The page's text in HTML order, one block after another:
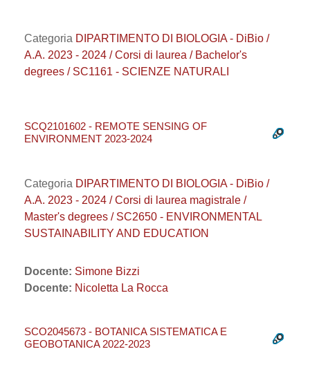
Categoria DIPARTIMENTO DI BIOLOGIA - DiBio /
A.A. 2023 - 2024 / Corsi di laurea / Bachelor's
degrees / SC1161 - SCIENZE NATURALI
SCQ2101602 - REMOTE SENSING OF
ENVIRONMENT 2023-2024
Categoria DIPARTIMENTO DI BIOLOGIA - DiBio /
A.A. 2023 - 2024 / Corsi di laurea magistrale /
Master's degrees / SC2650 - ENVIRONMENTAL
SUSTAINABILITY AND EDUCATION
Docente: Simone Bizzi
Docente: Nicoletta La Rocca
SCO2045673 - BOTANICA SISTEMATICA E
GEOBOTANICA 2022-2023